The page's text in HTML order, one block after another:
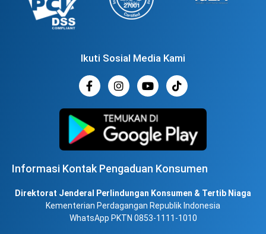
Ikuti Sosial Media Kami
Informasi Kontak Pengaduan Konsumen
Direktorat Jenderal Perlindungan Konsumen & Tertib Niaga
Kementerian Perdagangan Republik Indonesia
WhatsApp PKTN 0853-1111-1010